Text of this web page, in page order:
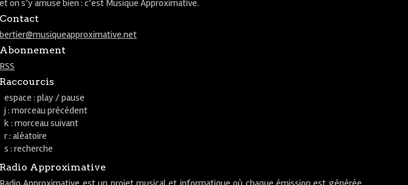
et on s’y amuse bien : c’est Musique Approximative.
Contact
bertier@musiqueapproximative.net
Abonnement
RSS
Raccourcis
espace : play / pause
j : morceau précédent
k : morceau suivant
r : aléatoire
s : recherche
Radio Approximative